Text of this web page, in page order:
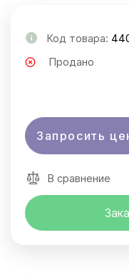
Код товара:
Продано
Запросить
В сравнение